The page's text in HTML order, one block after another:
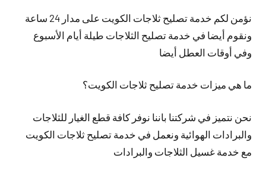
نؤمن لكم خدمة تصليح ثلاجات الكويت على مدار 24 ساعة
ونقوم أيضا في خدمة تصليح الثلاجات طيلة أيام الأسبوع
وفي أوقات العطل أيضا
ما هي ميزات خدمة تصليح ثلاجات الكويت؟
نحن نتميز في شركتنا باننا نوفر كافة قطع الغيار للثلاجات
والبرادات الهوائية ونعمل في خدمة تصليح ثلاجات الكويت
مع خدمة غسيل الثلاجات والبرادات